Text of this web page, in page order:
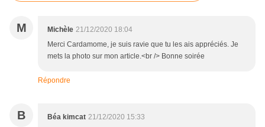
M Michèle 21/12/2020 18:04
Merci Cardamome, je suis ravie que tu les ais appréciés. Je
mets la photo sur mon article.<br /> Bonne soirée
Répondre
B Béa kimcat 21/12/2020 15:33